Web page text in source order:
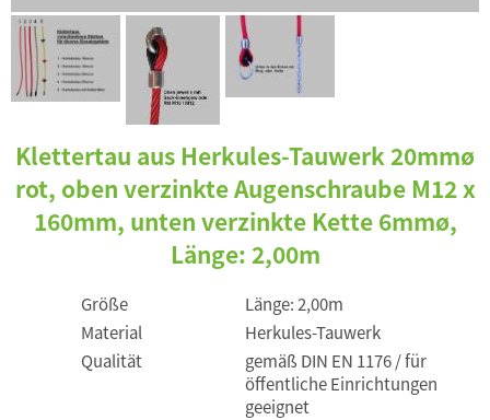
Klettertau aus Herkules-Tauwerk 20mmø
rot, oben verzinkte Augenschraube M12 x
160mm, unten verzinkte Kette 6mmø,
Länge: 2,00m
Größe
Länge: 2,00m
Material
Herkules-Tauwerk
Qualität
gemäß DIN EN 1176 / für
öffentliche Einrichtungen
geeignet